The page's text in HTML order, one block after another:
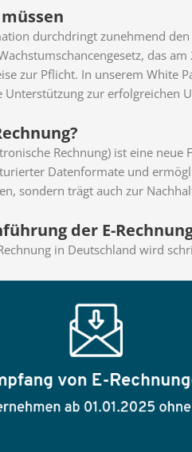
durchdringt zunehmend
das
zur Pflicht. In unserem White
zur erfolgreichen
Rechnung) ist eine
Datenformate und
sondern trägt auch zur
der E-
in Deutschland wird